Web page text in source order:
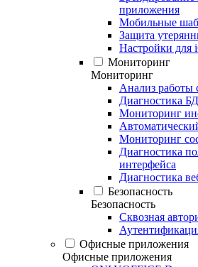
приложения
Мобильные
Защита
Настройки для
Мониторинг
Мониторинг
Анализ работы
Диагностика БД
Мониторинг
Мониторинг
Диагностика
интерфейса
Диагностика
Безопасность
Безопасность
Сквозная
Офисные приложения
Офисные приложения